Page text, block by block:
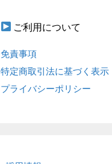
ご利用について
免責事項
特定商取引法に基づく表示
プライバシーポリシー